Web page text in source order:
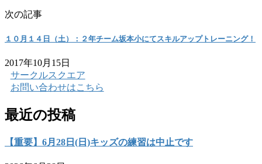
次の記事
１０月１４日（土）：２年チーム坂本小にてスキルアップトレーニング！
2017年10月15日
サークルスクエア
お問い合わせはこちら
最近の投稿
【重要】6月28日(日)キッズの練習は中止です